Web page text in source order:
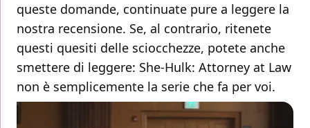
queste domande, continuate pure a leggere la
nostra recensione. Se, al contrario, ritenete
questi quesiti delle sciocchezze, potete anche
smettere di leggere: She-Hulk: Attorney at Law
non è semplicemente la serie che fa per voi.